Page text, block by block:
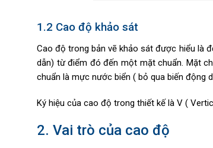
1.2 Cao độ khảo sát
Cao độ trong bản vẽ khảo sát được hiểu là
dẫn) từ điểm đó đến một mặt chuẩn. Mặt
chuẩn là mực nước biển ( bỏ qua biến động
Ký hiệu của cao độ trong thiết kế là V (
2. Vai trò của cao độ